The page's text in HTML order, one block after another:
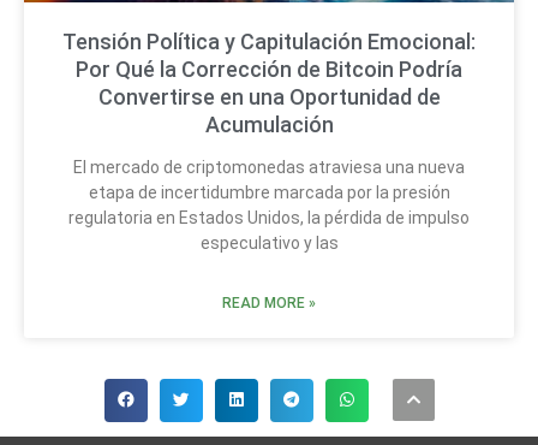
Tensión Política y Capitulación Emocional:
Por Qué la Corrección de Bitcoin Podría
Convertirse en una Oportunidad de
Acumulación
El mercado de criptomonedas atraviesa una nueva
etapa de incertidumbre marcada por la presión
regulatoria en Estados Unidos, la pérdida de impulso
especulativo y las
READ MORE »